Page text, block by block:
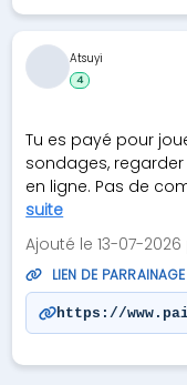
Tu es payé pour
sondages,
en ligne. Pas de
suite
Ajouté le 13-07-
LIEN DE PARRAINAGE
https://
Atsuyi
4